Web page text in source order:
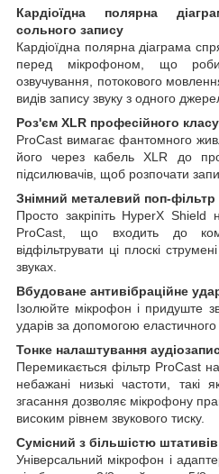
Кардіоїдна полярна
сольного запису
Кардіоїдна полярна діаграма
перед мікрофоном, що
озвучування, потокового
видів запису звуку з одного
Роз'єм XLR професійного класу
ProCast вимагає фантомного
його через кабель XLR до
підсилювачів, щоб розпочати
Знімний металевий поп-фільтр
Просто закріпіть HyperX Shield
ProCast, що входить до
відфільтрувати ці плоскі
звуках.
Вбудоване антивібраційне
Ізолюйте мікрофон і придуште
ударів за допомогою еластичного
Тонке налаштування
Перемикається фільтр ProCast
небажані низькі частоти, такі
згасання дозволяє мікрофону
високим рівнем звукового тиску.
Сумісний з більшістю
Універсальний мікрофон і